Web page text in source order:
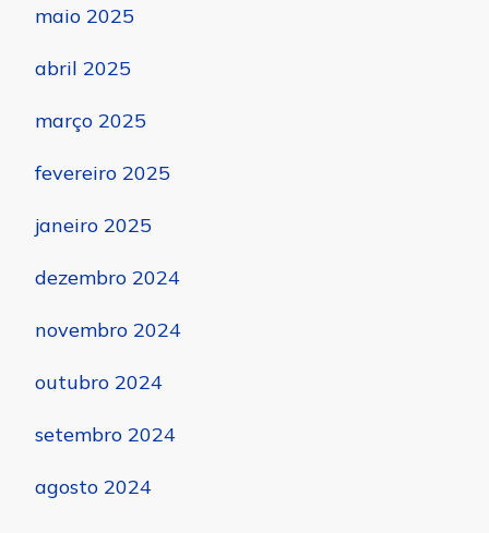
maio 2025
abril 2025
março 2025
fevereiro 2025
janeiro 2025
dezembro 2024
novembro 2024
outubro 2024
setembro 2024
agosto 2024